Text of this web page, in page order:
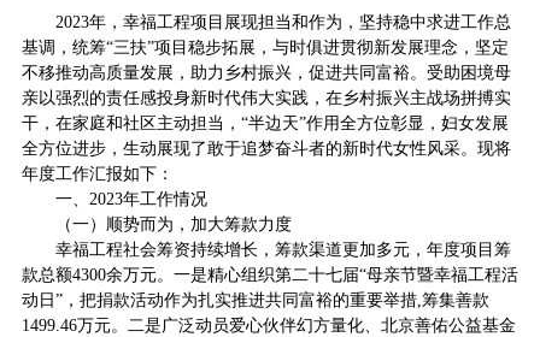
2023年，幸福工程项目展现担当和作为，坚持稳中求进工作总
基调，统筹“三扶”项目稳步拓展，与时俱进贯彻新发展理念，坚定
不移推动高质量发展，助力乡村振兴，促进共同富裕。受助困境母
亲以强烈的责任感投身新时代伟大实践，在乡村振兴主战场拼搏实
干，在家庭和社区主动担当，“半边天”作用全方位彰显，妇女发展
全方位进步，生动展现了敢于追梦奋斗者的新时代女性风采。现将
年度工作汇报如下：
一、2023年工作情况
（一）顺势而为，加大筹款力度
幸福工程社会筹资持续增长，筹款渠道更加多元，年度项目筹
款总额4300余万元。一是精心组织第二十七届“母亲节暨幸福工程活
动日”，把捐款活动作为扎实推进共同富裕的重要举措,筹集善款
1499.46万元。二是广泛动员爱心伙伴幻方量化、北京善佑公益基金